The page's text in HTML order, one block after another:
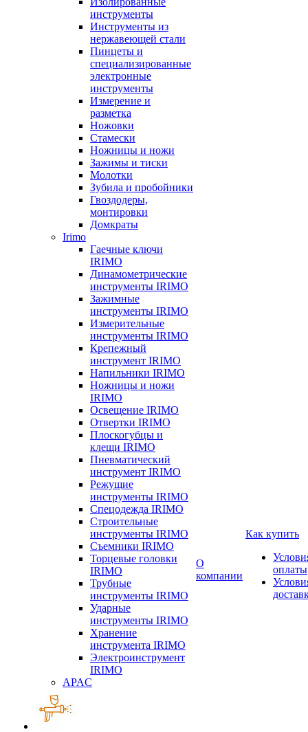
инструменты
Инструменты из
нержавеющей стали
Пинцеты и
специализированные
электронные
инструменты
Измерение и
разметка
Ножовки
Стамески
Ножницы и ножи
Зажимы и тиски
Молотки
Зубила и пробойники
Гвоздодеры,
монтировки
Домкраты
Irimo
Гаечные ключи
IRIMO
Динамометрические
инструменты IRIMO
Зажимные
инструменты IRIMO
Измерительные
инструменты IRIMO
Крепежный
инструмент IRIMO
Напильники IRIMO
Ножницы и ножи
IRIMO
Освещение IRIMO
Отвертки IRIMO
Плоскогубцы и
клещи IRIMO
Пневматический
инструмент IRIMO
Режущие
инструменты IRIMO
Спецодежда IRIMO
Строительные
инструменты IRIMO
Съемники IRIMO
Торцевые головки
IRIMO
Трубные
инструменты IRIMO
Ударные
инструменты IRIMO
Хранение
инструмента IRIMO
Электроинструмент
IRIMO
APAC
О
компании
Как купить
оплаты